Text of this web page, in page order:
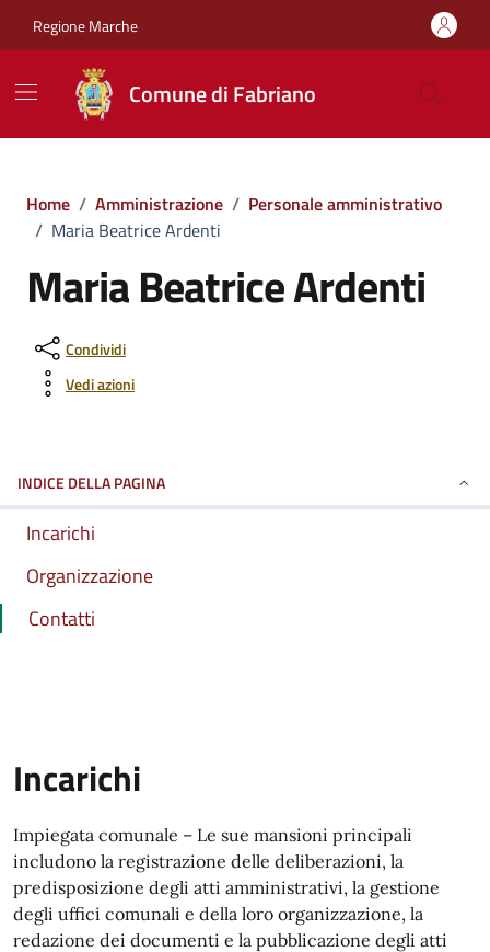
Regione Marche
Comune di Fabriano
Home / Amministrazione / Personale amministrativo
/ Maria Beatrice Ardenti
Maria Beatrice Ardenti
Condividi
Vedi azioni
INDICE DELLA PAGINA
Incarichi
Organizzazione
Contatti
Incarichi
Impiegata comunale – Le sue mansioni principali
includono la registrazione delle deliberazioni, la
predisposizione degli atti amministrativi, la gestione
degli uffici comunali e della loro organizzazione, la
redazione dei documenti e la pubblicazione degli atti